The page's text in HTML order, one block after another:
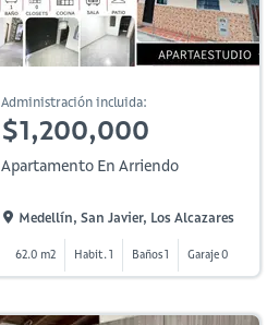
Administración incluida:
$1,200,000
Apartamento En Arriendo
Medellín, San Javier, Los Alcazares
62.0 m2 Habit. 1 Baños 1 Garaje 0